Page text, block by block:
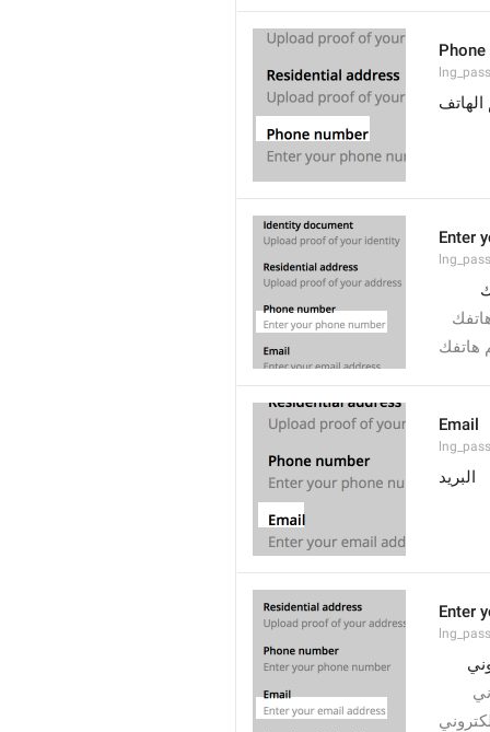
Phone
Enter
هاتفك
Email
البريد
Enter